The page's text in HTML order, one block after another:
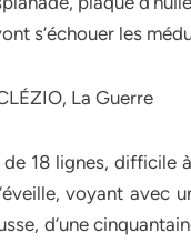
s’échouer les
La Guerre
de 18 lignes, difficile
voyant avec
d’une